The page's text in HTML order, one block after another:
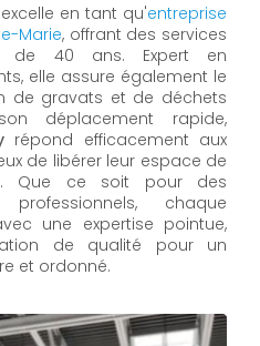
excelle en tant qu'entreprise
Marie, offrant des services
de 40 ans. Expert en
elle assure également le
de gravats et de déchets
déplacement rapide,
répond efficacement aux
de libérer leur espace de
Que ce soit pour des
chaque
une expertise pointue,
de qualité pour un
et ordonné.